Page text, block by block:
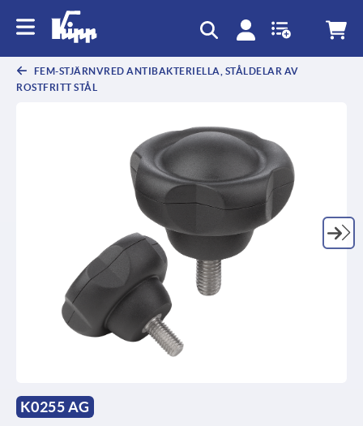
FEM-STJÄRNVRED ANTIBAKTERIELLA, STÅLDELAR AV
ROSTFRITT STÅL
K0255 AG